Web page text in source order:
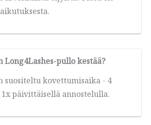
Long4Lashes-pullo kestää?
suositeltu kovettumisaika - 4
päivittäisellä annostelulla.